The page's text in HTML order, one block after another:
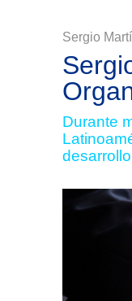
Sergio
Durante